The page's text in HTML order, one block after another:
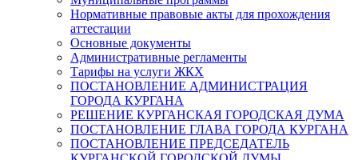
Нормативные правовые акты для прохождения
аттестации
Основные документы
Административные регламенты
Тарифы на услуги ЖКХ
ПОСТАНОВЛЕНИЕ АДМИНИСТРАЦИЯ
ГОРОДА КУРГАНА
РЕШЕНИЕ КУРГАНСКАЯ ГОРОДСКАЯ ДУМА
ПОСТАНОВЛЕНИЕ ГЛАВА ГОРОДА КУРГАНА
ПОСТАНОВЛЕНИЕ ПРЕДСЕДАТЕЛЬ